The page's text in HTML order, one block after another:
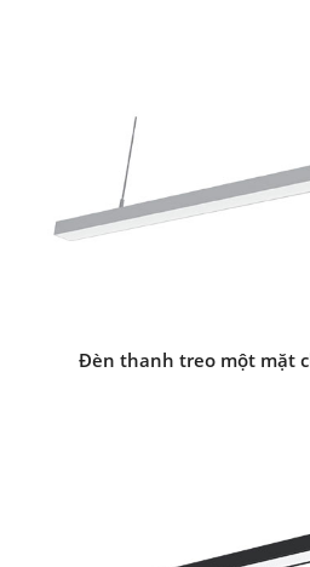
Đèn thanh treo một mặt